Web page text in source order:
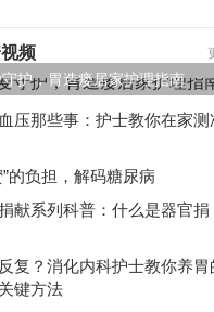
频
守护，胃造瘘居家护理指南
压那些事：护士教你在家测
”的负担，解码糖尿病
献系列科普：什么是器官捐
复？消化内科护士教你养胃
键方法